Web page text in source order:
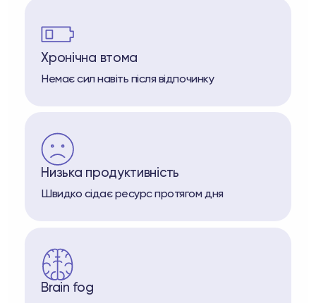
Хронічна втома
Немає сил навіть після відпочинку
Низька продуктивність
Швидко сідає ресурс протягом дня
Brain fog